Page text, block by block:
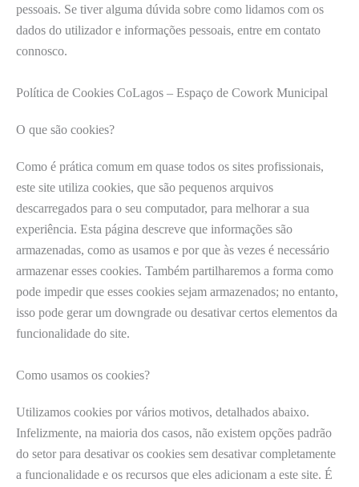
pessoais. Se tiver alguma dúvida sobre como lidamos com os
dados do utilizador e informações pessoais, entre em contato
connosco.
Política de Cookies CoLagos – Espaço de Cowork Municipal
O que são cookies?
Como é prática comum em quase todos os sites profissionais,
este site utiliza cookies, que são pequenos arquivos
descarregados para o seu computador, para melhorar a sua
experiência. Esta página descreve que informações são
armazenadas, como as usamos e por que às vezes é necessário
armazenar esses cookies. Também partilharemos a forma como
pode impedir que esses cookies sejam armazenados; no entanto,
isso pode gerar um downgrade ou desativar certos elementos da
funcionalidade do site.
Como usamos os cookies?
Utilizamos cookies por vários motivos, detalhados abaixo.
Infelizmente, na maioria dos casos, não existem opções padrão
do setor para desativar os cookies sem desativar completamente
a funcionalidade e os recursos que eles adicionam a este site. É